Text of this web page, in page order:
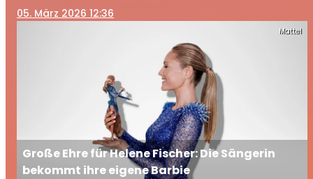
05. März 2026 12:36
Mattel
Große Ehre für Helene Fischer: Die Sängerin
bekommt ihre eigene Barbie